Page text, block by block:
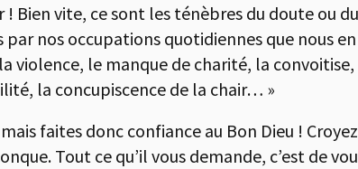
Bien vite, ce sont les ténèbres du doute ou
nos occupations quotidiennes que nous
violence, le manque de charité, la
la concupiscence de la chair… »
faites donc confiance au Bon Dieu !
Tout ce qu’il vous demande, c’est de